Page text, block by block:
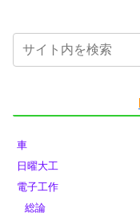
車
日曜大工
電子工作
総論